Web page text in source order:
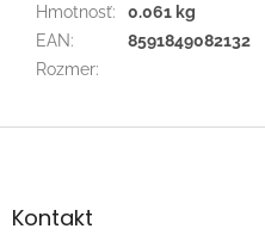
Hmotnosť:
0.061 kg
EAN:
8591849082132
Rozmer:
Z
äKontakt